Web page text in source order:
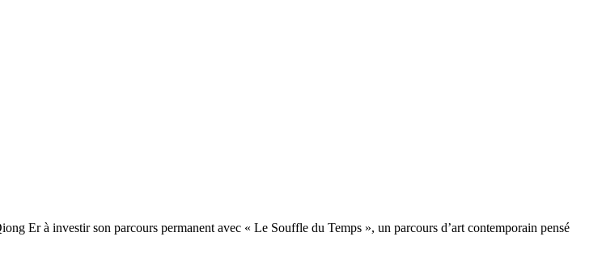
Er à investir son parcours permanent avec « Le Souffle du Temps », un parcours d’art contemporain pensé